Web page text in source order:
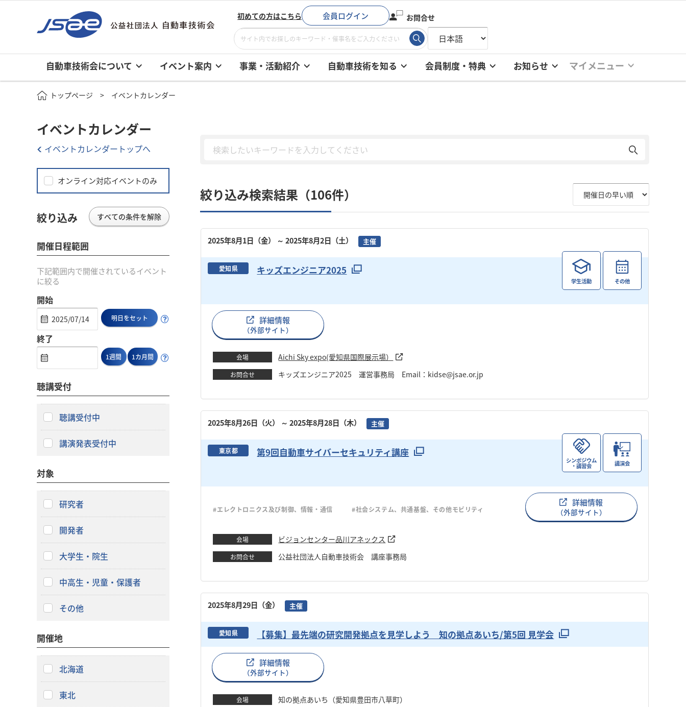
初めての方はこちら 会員ログイン お問合せ
自動車技術会について イベント案内 事業・活動紹介 自動車技術を知る 会員制度・特典 お知らせ マイメニュー
トップページ イベントカレンダー
絞り込み検索結果（106件）
2025年8月1日（金） ～ 2025年8月2日（土） 主催
愛知県 キッズエンジニア2025
学生活動 その他
詳細情報
（外部サイト）
会場 Aichi Sky expo(愛知県国際展示場）
お問合せ キッズエンジニア2025 運営事務局 Email：kidse@jsae.or.jp
2025年8月26日（火） ～ 2025年8月28日（木） 主催
東京都 第9回自動車サイバーセキュリティ講座
シンポジウム
・講習会 講演会
#エレクトロニクス及び制御、情報・通信 #社会システム、共通基盤、その他モビリティ
詳細情報
（外部サイト）
会場 ビジョンセンター品川アネックス
お問合せ 公益社団法人自動車技術会 講座事務局
2025年8月29日（金） 主催
愛知県 【募集】最先端の研究開発拠点を見学しよう 知の拠点あいち/第5回 見学会
詳細情報
（外部サイト）
会場 知の拠点あいち（愛知県豊田市八草町）
イベントカレンダー
イベントカレンダートップへ
オンライン対応イベントのみ
絞り込み すべての条件を解除
開催日程範囲
下記範囲内で開催されているイベント
に絞る
開始
明日をセット
終了
1週間 1カ月間
聴講受付
聴講受付中
講演発表受付中
対象
研究者
開発者
大学生・院生
中高生・児童・保護者
その他
開催地
北海道
東北